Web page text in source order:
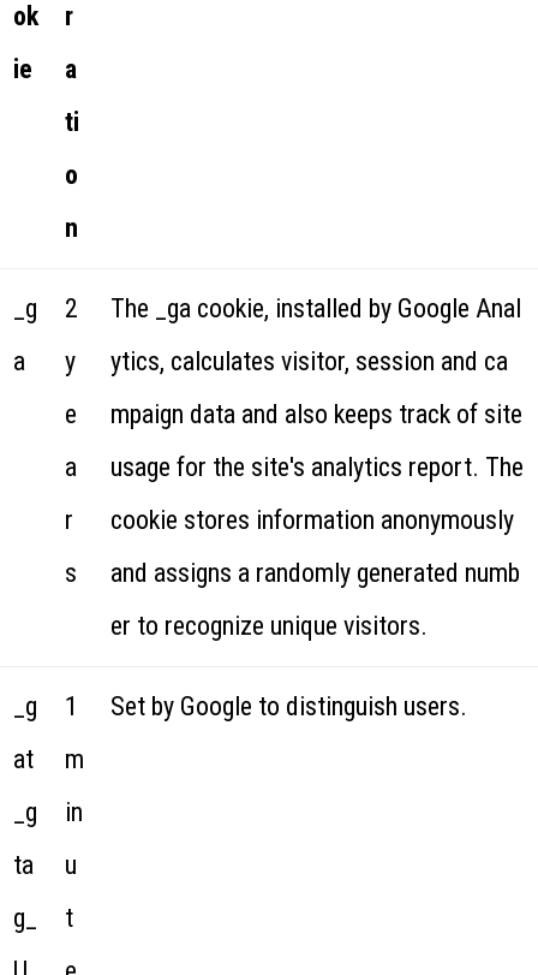
ok
ie
r
a
ti
o
n
_g
a
2
y
e
a
r
s
The _ga cookie, installed by Google Anal
ytics, calculates visitor, session and ca
mpaign data and also keeps track of site
usage for the site's analytics report. The
cookie stores information anonymously
and assigns a randomly generated numb
er to recognize unique visitors.
_g
at
_g
ta
g_
1
m
in
u
t
Set by Google to distinguish users.